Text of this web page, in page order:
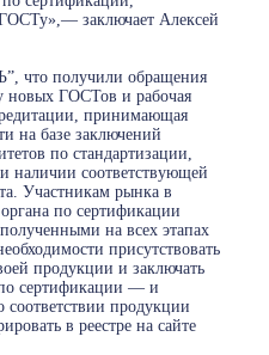
заключает Алексей
что получили обращения
новых ГОСТов и рабочая
принимающая
на базе заключений
по стандартизации,
наличии соответствующей
Участникам рынка в
по сертификации
на всех этапах
присутствовать
продукции и заключать
сертификации — и
продукции
в реестре на сайте